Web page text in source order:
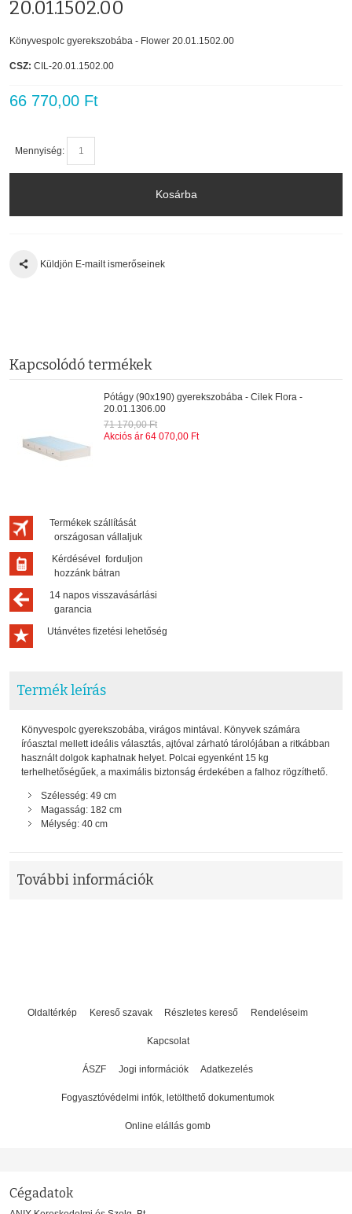
20.01.1502.00
Könyvespolc gyerekszobába - Flower 20.01.1502.00
CSZ: CIL-20.01.1502.00
66 770,00 Ft
Mennyiség:
Kosárba
Küldjön E-mailt ismerőseinek
Kapcsolódó termékek
Pótágy (90x190) gyerekszobába - Cilek Flora -
20.01.1306.00
71 170,00 Ft
Akciós ár 64 070,00 Ft
Termékek szállítását
országosan vállaljuk
Kérdésével forduljon
hozzánk bátran
14 napos visszavásárlási
garancia
Utánvétes fizetési lehetőség
Termék leírás
Könyvespolc gyerekszobába, virágos mintával. Könyvek számára
íróasztal mellett ideális választás, ajtóval zárható tárolójában a ritkábban
használt dolgok kaphatnak helyet. Polcai egyenként 15 kg
terhelhetőségűek, a maximális biztonság érdekében a falhoz rögzíthető.
Szélesség: 49 cm
Magasság: 182 cm
Mélység: 40 cm
További információk
Oldaltérkép Kereső szavak Részletes kereső Rendeléseim
Kapcsolat
ÁSZF Jogi információk Adatkezelés
Fogyasztóvédelmi infók, letölthető dokumentumok
Online elállás gomb
Cégadatok